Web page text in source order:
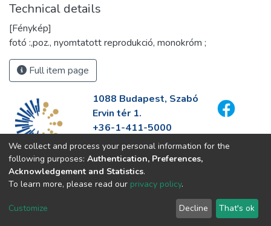
Technical details
[Fénykép]
fotó :,poz., nyomtatott reprodukció, monokróm ;
Full item page
1088 Budapest, Szabó
Ervin tér 1.
+36-1-411-5000
info@fszek.hu
https://fszek.hu
We collect and process your personal information for the
following purposes: Authentication, Preferences,
Acknowledgement and Statistics.
To learn more, please read our privacy policy.
Customize Decline That's ok